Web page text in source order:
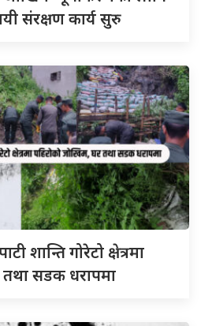
संरक्षण कार्य सुरु
शान्ति गोरेटो क्षेत्रमा
तथा सडक धरापमा